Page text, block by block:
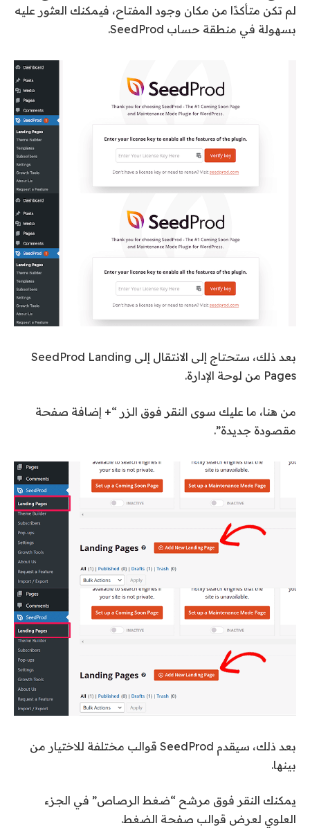
لم تكن متأكدًا من مكان وجود المفتاح، فيمكنك العثور عليه
بسهولة في منطقة حساب SeedProd.
بعد ذلك، ستحتاج إلى الانتقال إلى SeedProd Landing
Pages من لوحة الإدارة.
من هنا، ما عليك سوى النقر فوق الزر “+ إضافة صفحة
مقصودة جديدة”.
بعد ذلك، سيقدم SeedProd قوالب مختلفة للاختيار من
بينها.
يمكنك النقر فوق مرشح “ضغط الرصاص” في الجزء
العلوي لعرض قوالب صفحة الضغط.